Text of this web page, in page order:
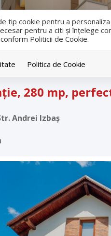
tip cookie pentru a
pentru a citi și înțelege
Politicii de Cookie.
Politica de Cookie
280 mp,
Andrei Izbaș